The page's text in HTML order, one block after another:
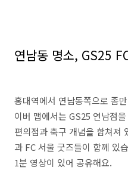
연남동 명소, GS25
홍대역에서 연남동쪽으로 좀
이버 맵에서는 GS25 연남점
편의점과 축구 개념을 합쳐져
과 FC 서울 굿즈들이 함께 있
1분 영상이 있어 공유해요.